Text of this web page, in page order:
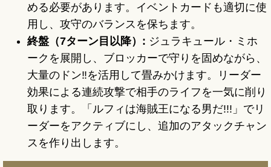
める必要があります。イベントカードも適切に使
用し、攻守のバランスを保ちます。
終盤（7ターン目以降）: ジュラキュール・ミホ
ークを展開し、ブロッカーで守りを固めながら、
大量のドン‼を活用して畳みかけます。リーダー
効果による連続攻撃で相手のライフを一気に削り
取ります。「ルフィは海賊王になる男だ!!!」でリ
ーダーをアクティブにし、追加のアタックチャン
スを作り出します。